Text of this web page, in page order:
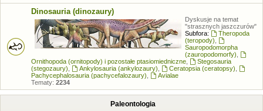
Dinosauria (dinozaury)
Dyskusje na temat
"strasznych jaszczurów"
Subfora:
Theropoda
(teropody)
Sauropodomorpha
(zauropodomorfy)
Ornithopoda (ornitopody) i pozostałe ptasiomiedniczne
Stegosauria
(stegozaury)
Ankylosauria (ankylozaury) Ceratopsia (ceratopsy)
Pachycephalosauria (pachycefalozaury)
Avialae
Tematy: 2234
Paleontologia